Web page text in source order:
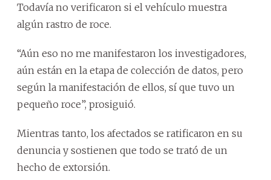
Todavía no verificaron si el vehículo muestra
algún rastro de roce.
“Aún eso no me manifestaron los investigadores,
aún están en la etapa de colección de datos, pero
según la manifestación de ellos, sí que tuvo un
pequeño roce”, prosiguió.
Mientras tanto, los afectados se ratificaron en su
denuncia y sostienen que todo se trató de un
hecho de extorsión.